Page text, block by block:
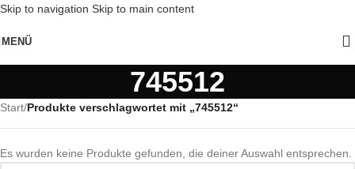
Skip to navigation Skip to main content
MENÜ
745512
Start/Produkte verschlagwortet mit „745512“
Es wurden keine Produkte gefunden, die deiner Auswahl entsprechen.